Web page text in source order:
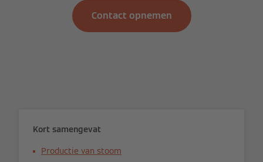
Contact opnemen
Kort samengevat
Productie van stoom